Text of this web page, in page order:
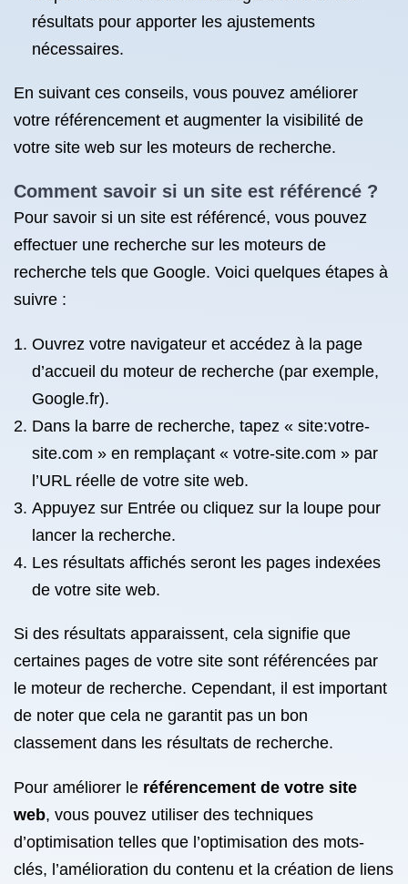
résultats pour apporter les ajustements
nécessaires.
En suivant ces conseils, vous pouvez améliorer
votre référencement et augmenter la visibilité de
votre site web sur les moteurs de recherche.
Comment savoir si un site est référencé ?
Pour savoir si un site est référencé, vous pouvez
effectuer une recherche sur les moteurs de
recherche tels que Google. Voici quelques étapes à
suivre :
Ouvrez votre navigateur et accédez à la page
d’accueil du moteur de recherche (par exemple,
Google.fr).
Dans la barre de recherche, tapez « site:votre-
site.com » en remplaçant « votre-site.com » par
l’URL réelle de votre site web.
Appuyez sur Entrée ou cliquez sur la loupe pour
lancer la recherche.
Les résultats affichés seront les pages indexées
de votre site web.
Si des résultats apparaissent, cela signifie que
certaines pages de votre site sont référencées par
le moteur de recherche. Cependant, il est important
de noter que cela ne garantit pas un bon
classement dans les résultats de recherche.
Pour améliorer le référencement de votre site
web, vous pouvez utiliser des techniques
d’optimisation telles que l’optimisation des mots-
clés, l’amélioration du contenu et la création de liens